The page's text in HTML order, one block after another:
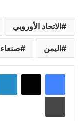
الاتحاد الأوروبي
اليمن صنعاء